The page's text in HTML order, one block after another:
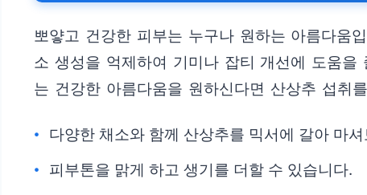
뽀얗고 건강한 피부는 누구나 원하는 아름다움
소 생성을 억제하여 기미나 잡티 개선에 도움
는 건강한 아름다움을 원하신다면 산상추 섭취
다양한 채소와 함께 산상추를 믹서에 갈아 마
피부톤을 맑게 하고 생기를 더할 수 있습니다.